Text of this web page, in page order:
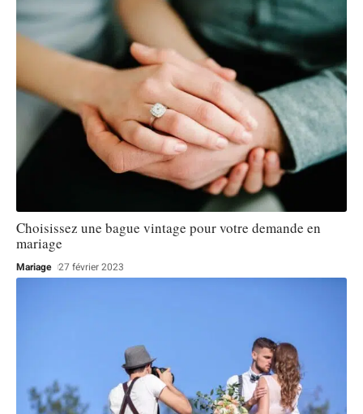
Choisissez une bague vintage pour votre demande en
mariage
Mariage 27 février 2023